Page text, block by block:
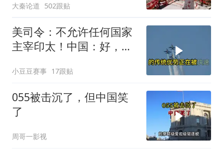
大秦论道 502跟贴
美司令：不允许任何国家
主宰印太！中国：好，轰
小豆豆赛事 17跟贴
055被击沉了，但中国笑
了
周哥一影视